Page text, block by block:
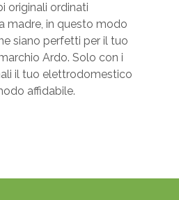
originali ordinati
madre, in questo modo
siano perfetti per il tuo
Ardo. Solo con i
il tuo elettrodomestico
affidabile.